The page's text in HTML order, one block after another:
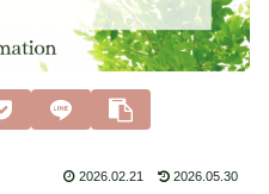
2026.02.21 2026.05.30